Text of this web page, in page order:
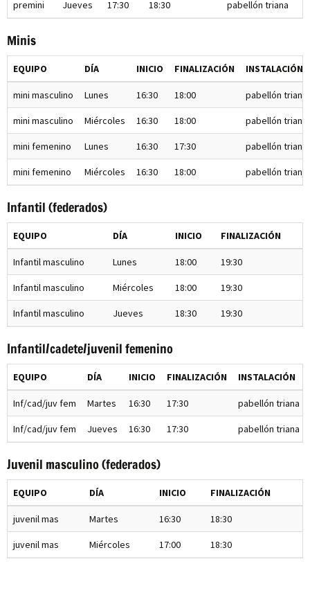
premini Jueves 17:30 18:30 pabellón triana
Minis
EQUIPO DÍA INICIO FINALIZACIÓN INSTALACIÓN
mini masculino Lunes 16:30 18:00 pabellón triana
mini masculino Miércoles 16:30 18:00 pabellón triana
mini femenino Lunes 16:30 17:30 pabellón triana
mini femenino Miércoles 16:30 18:00 pabellón triana
Infantil (federados)
EQUIPO DÍA INICIO FINALIZACIÓN
Infantil masculino Lunes 18:00 19:30
Infantil masculino Miércoles 18:00 19:30
Infantil masculino Jueves 18:30 19:30
Infantil/cadete/juvenil femenino
EQUIPO DÍA INICIO FINALIZACIÓN INSTALACIÓN
Inf/cad/juv fem Martes 16:30 17:30 pabellón triana
Inf/cad/juv fem Jueves 16:30 17:30 pabellón triana
Juvenil masculino (federados)
EQUIPO DÍA INICIO FINALIZACIÓN
juvenil mas Martes 16:30 18:30
juvenil mas Miércoles 17:00 18:30